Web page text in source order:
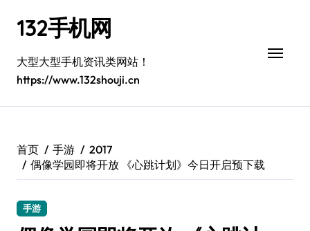
132手机网
大型大型手机资讯类网站！
https://www.132shouji.cn
首页 手游
2017
偶像学园即将开放 《心跳计划》今日开启预下载
手游